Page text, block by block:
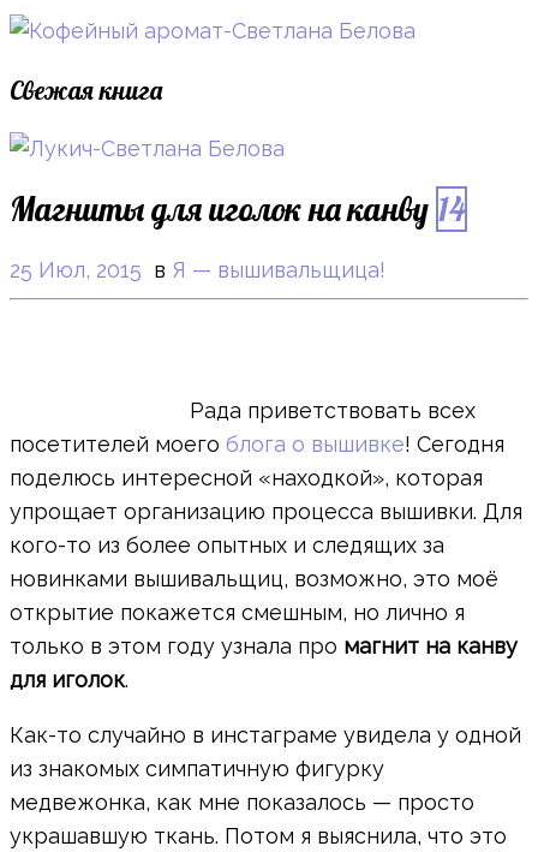
Свежая книга
Магниты для иголок на канву 14
25 Июл, 2015 в Я — вышивальщица!
Рада приветствовать всех
посетителей моего блога о вышивке! Сегодня
поделюсь интересной «находкой», которая
упрощает организацию процесса вышивки. Для
кого-то из более опытных и следящих за
новинками вышивальщиц, возможно, это моё
открытие покажется смешным, но лично я
только в этом году узнала про магнит на канву
для иголок.
Как-то случайно в инстаграме увидела у одной
из знакомых симпатичную фигурку
медвежонка, как мне показалось — просто
украшавшую ткань. Потом я выяснила, что это